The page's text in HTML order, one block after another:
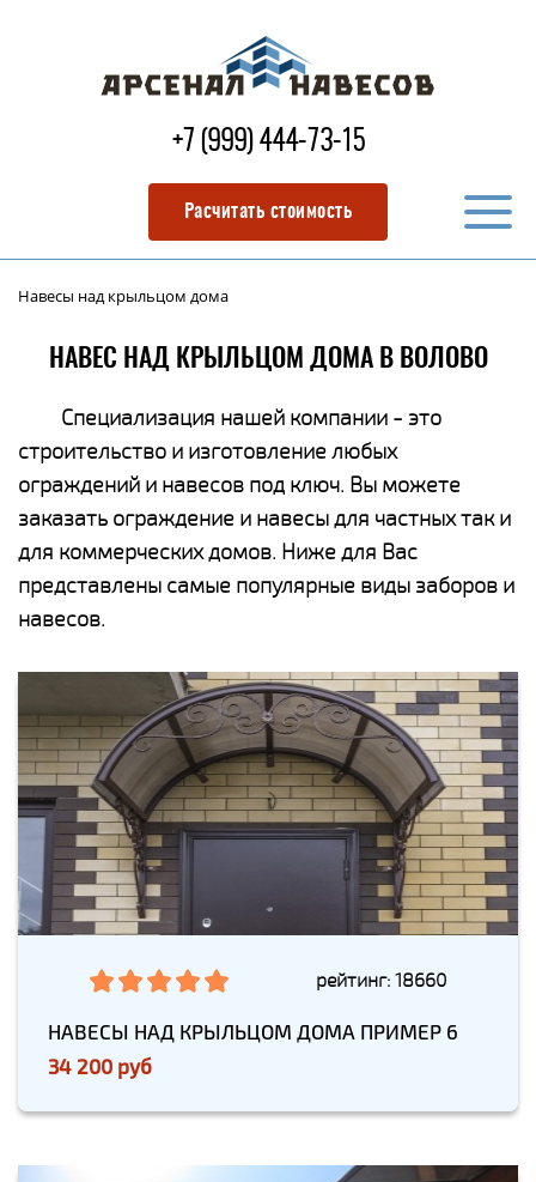
+7 (999) 444-73-15
Расчитать стоимость
Навесы над крыльцом дома
НАВЕС НАД КРЫЛЬЦОМ ДОМА В ВОЛОВО
Специализация нашей компании - это
строительство и изготовление любых
ограждений и навесов под ключ. Вы можете
заказать ограждение и навесы для частных так и
для коммерческих домов. Ниже для Вас
представлены самые популярные виды заборов и
навесов.
рейтинг: 18660
НАВЕСЫ НАД КРЫЛЬЦОМ ДОМА ПРИМЕР 6
34 200 руб